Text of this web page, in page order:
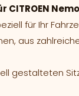
für Ihr
aus
gestalteten